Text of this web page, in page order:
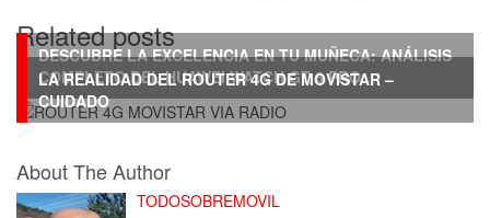
Related posts
DESCUBRE LA EXCELENCIA EN TU MUÑECA: ANÁLISIS
COMPLETO DEL HUAWEI WATCH GT 6 PRO
LA REALIDAD DEL ROUTER 4G DE MOVISTAR –
CUIDADO
About The Author
TODOSOBREMOVIL